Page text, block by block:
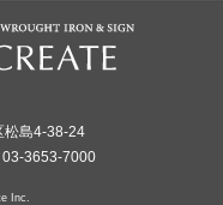
松島4-38-24
3653-7000
Inc.